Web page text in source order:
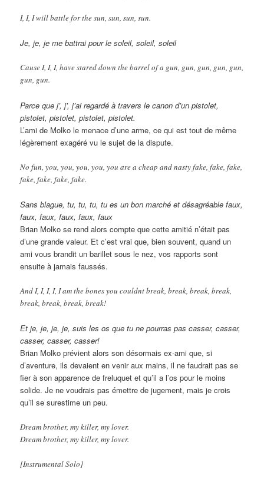
I, I, I will battle for the sun, sun, sun, sun.
Je, je, je me battrai pour le soleil, soleil, soleil
Cause I, I, I, have stared down the barrel of a gun, gun, gun, gun, gun,
gun, gun.
Parce que j’, j’, j’ai regardé à travers le canon d’un pistolet,
pistolet, pistolet, pistolet, pistolet.
L’ami de Molko le menace d’une arme, ce qui est tout de même
légèrement exagéré vu le sujet de la dispute.
No fun, you, you, you, you, you are a cheap and nasty fake, fake, fake,
fake, fake, fake, fake.
Sans blague, tu, tu, tu, tu es un bon marché et désagréable faux,
faux, faux, faux, faux, faux
Brian Molko se rend alors compte que cette amitié n’était pas
d’une grande valeur. Et c’est vrai que, bien souvent, quand un
ami vous brandit un barillet sous le nez, vos rapports sont
ensuite à jamais faussés.
And I, I, I, I, I am the bones you couldnt break, break, break, break,
break, break, break, break!
Et je, je, je, je, suis les os que tu ne pourras pas casser, casser,
casser, casser, casser!
Brian Molko prévient alors son désormais ex-ami que, si
d’aventure, ils devaient en venir aux mains, il ne faudrait pas se
fier à son apparence de freluquet et qu’il a l’os pour le moins
solide. Je ne voudrais pas émettre de jugement, mais je crois
qu’il se surestime un peu.
Dream brother, my killer, my lover.
Dream brother, my killer, my lover.
[Instrumental Solo]